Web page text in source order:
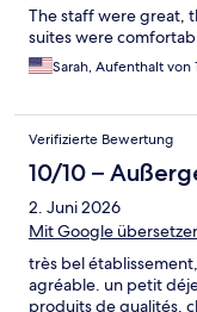
The staff were great,
suites were
Sarah, Aufenthalt von
Verifizierte Bewertung
10/10 –
2. Juni 2026
Mit Google
très bel
agréable. un petit
produits de qualités.